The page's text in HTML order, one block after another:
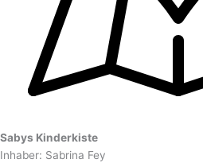
Sabys Kinderkiste
Inhaber: Sabrina Fey